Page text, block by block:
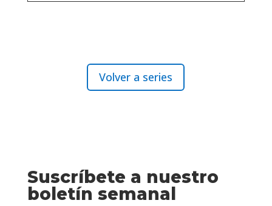
Volver a series
Suscríbete a nuestro
boletín semanal